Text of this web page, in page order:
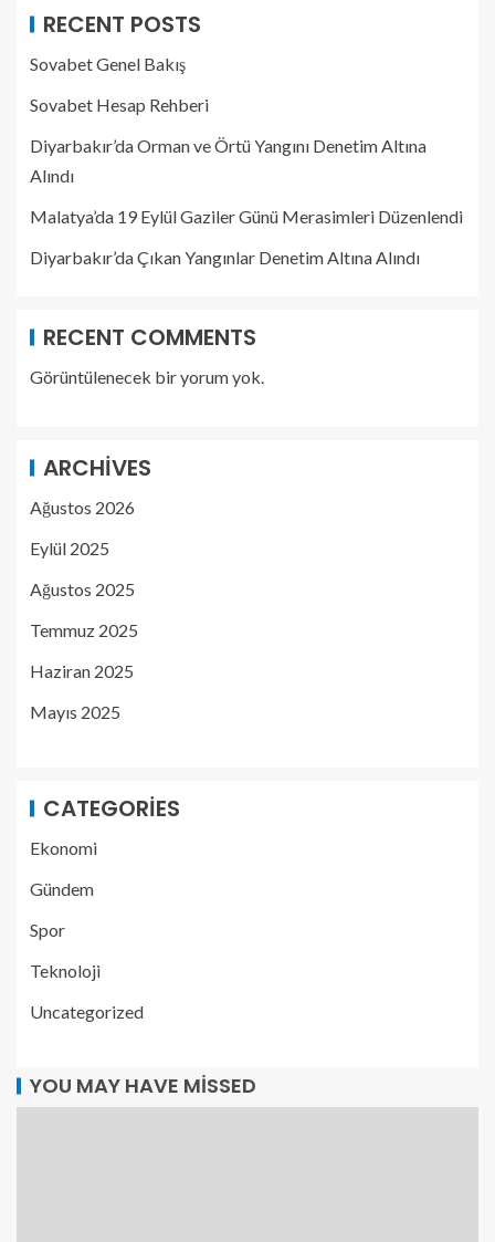
RECENT POSTS
Sovabet Genel Bakış
Sovabet Hesap Rehberi
Diyarbakır’da Orman ve Örtü Yangını Denetim Altına
Alındı
Malatya’da 19 Eylül Gaziler Günü Merasimleri Düzenlendi
Diyarbakır’da Çıkan Yangınlar Denetim Altına Alındı
RECENT COMMENTS
Görüntülenecek bir yorum yok.
ARCHIVES
Ağustos 2026
Eylül 2025
Ağustos 2025
Temmuz 2025
Haziran 2025
Mayıs 2025
CATEGORIES
Ekonomi
Gündem
Spor
Teknoloji
Uncategorized
YOU MAY HAVE MISSED